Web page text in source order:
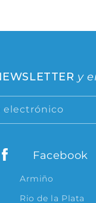
Facebook
Armiño
Rio de la Plata
y
electrónico